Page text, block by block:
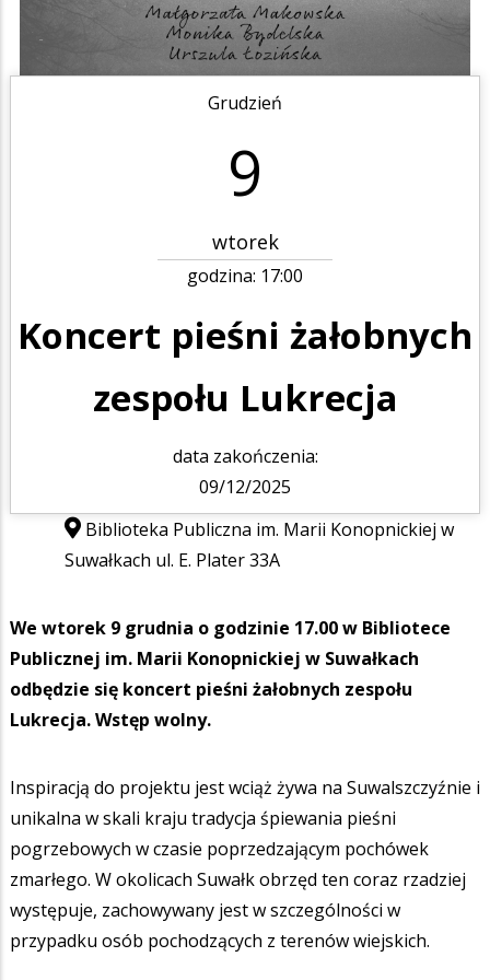
Grudzień
9
wtorek
godzina: 17:00
Koncert pieśni żałobnych
zespołu Lukrecja
data zakończenia:
09/12/2025
Biblioteka Publiczna im. Marii Konopnickiej w
Suwałkach ul. E. Plater 33A
We wtorek 9 grudnia o godzinie 17.00 w Bibliotece
Publicznej im. Marii Konopnickiej w Suwałkach
odbędzie się koncert pieśni żałobnych zespołu
Lukrecja. Wstęp wolny.
Inspiracją do projektu jest wciąż żywa na Suwalszczyźnie i
unikalna w skali kraju tradycja śpiewania pieśni
pogrzebowych w czasie poprzedzającym pochówek
zmarłego. W okolicach Suwałk obrzęd ten coraz rzadziej
występuje, zachowywany jest w szczególności w
przypadku osób pochodzących z terenów wiejskich.